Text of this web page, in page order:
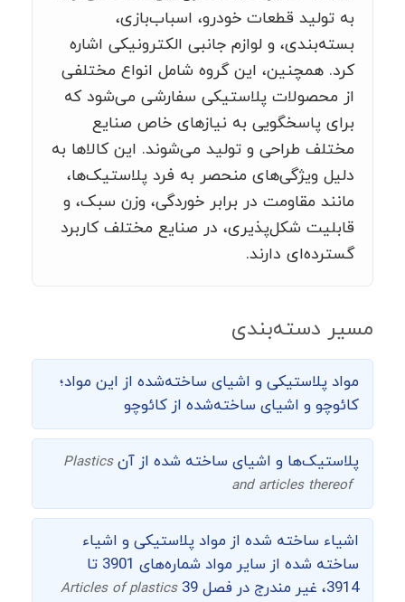
به تولید قطعات خودرو، اسباب‌بازی،
بسته‌بندی، و لوازم جانبی الکترونیکی اشاره
کرد. همچنین، این گروه شامل انواع مختلفی
از محصولات پلاستیکی سفارشی می‌شود که
برای پاسخگویی به نیازهای خاص صنایع
مختلف طراحی و تولید می‌شوند. این کالاها به
دلیل ویژگی‌های منحصر به فرد پلاستیک‌ها،
مانند مقاومت در برابر خوردگی، وزن سبک، و
قابلیت شکل‌پذیری، در صنایع مختلف کاربرد
گسترده‌ای دارند.
مسیر دسته‌بندی
مواد پلاستیکی و اشیای ساخته‌شده از این مواد؛
کائوچو و اشیای ساخته‌شده از کائوچو
پلاستیک‌ها و اشیای ساخته شده از آنPlastics
and articles thereof
اشیاء ساخته شده از مواد پلاستیکی و اشیاء
ساخته شده از سایر مواد شماره‌های 3901 تا
3914، غیر مندرج در فصل 39
Articles of plastics